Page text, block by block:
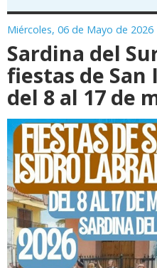
Miércoles, 06 de Mayo de 2026
Sardina del
fiestas de
del 8 al 17 de